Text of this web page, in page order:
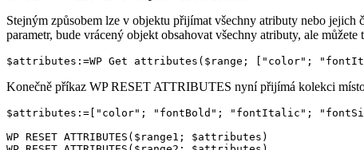
Stejným způsobem lze v objektu přijímat všechny atributy nebo
parametr, bude vrácený objekt obsahovat všechny atributy, ale
$attributes:=WP Get attributes($range; ["color";
Konečně příkaz WP RESET ATTRIBUTES nyní přijímá kolekci
$attributes:=["color"; "fontBold"; "fontItalic";
WP RESET ATTRIBUTES($range1; $attributes)